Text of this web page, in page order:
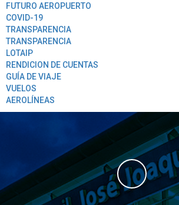
FUTURO AEROPUERTO
COVID-19
TRANSPARENCIA
TRANSPARENCIA
LOTAIP
RENDICION DE CUENTAS
GUÍA DE VIAJE
VUELOS
AEROLÍNEAS